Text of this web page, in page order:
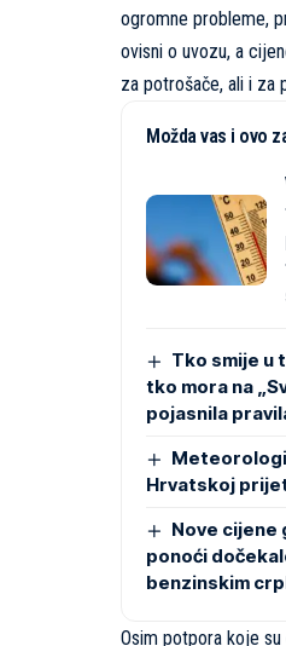
ogromne probleme,
ovisni o uvozu, a
za potrošače, ali i za
Možda vas i ovo
Tko smije u
tko mora na
pojasnila
Hrvatskoj
Nove cijene
ponoći
benzinskim
Osim potpora koje